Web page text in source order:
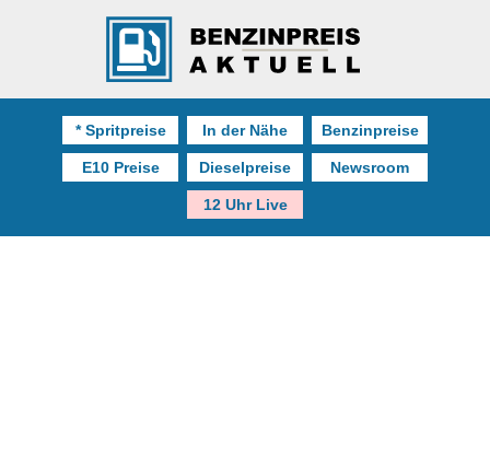
* Spritpreise In der Nähe Benzinpreise
E10 Preise Dieselpreise Newsroom
12 Uhr Live